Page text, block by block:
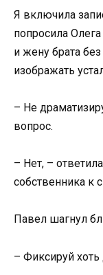
Я включила
попросила
и жену брата
изображать
– Не
вопрос.
– Нет, –
собственника к
Павел шагнул
– Фиксируй